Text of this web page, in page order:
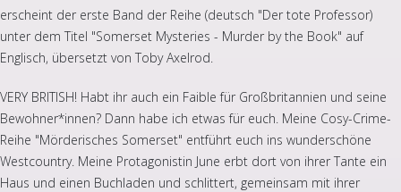
erscheint der erste Band der Reihe (deutsch "Der tote Professor)
unter dem Titel "Somerset Mysteries - Murder by the Book" auf
Englisch, übersetzt von Toby Axelrod.
VERY BRITISH! Habt ihr auch ein Faible für Großbritannien und seine
Bewohner*innen? Dann habe ich etwas für euch. Meine Cosy-Crime-
Reihe "Mörderisches Somerset" entführt euch ins wunderschöne
Westcountry. Meine Protagonistin June erbt dort von ihrer Tante ein
Haus und einen Buchladen und schlittert, gemeinsam mit ihrer